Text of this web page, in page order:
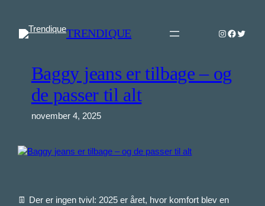
indhold
TRENDIQUE Instagram
Twitter
Baggy jeans er tilbage – og
de passer til alt
november 4, 2025
👖 Der er ingen tvivl: 2025 er året, hvor komfort blev en